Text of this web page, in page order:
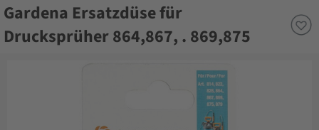
Gardena Ersatzdüse für
Drucksprüher 864,867, . 869,875